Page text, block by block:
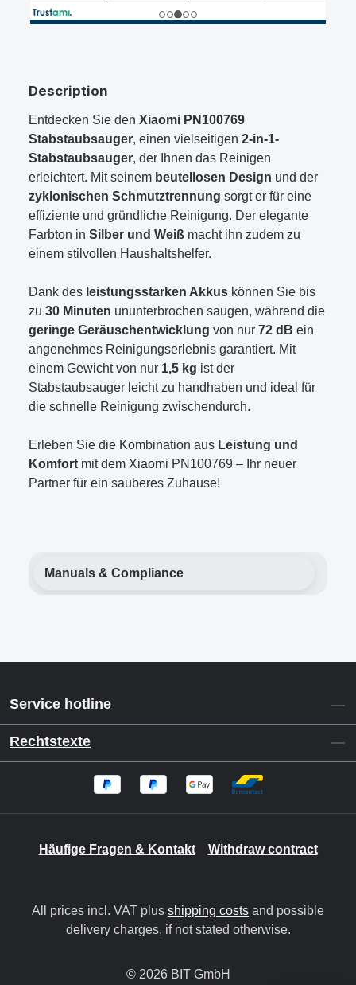
Description
Entdecken Sie den Xiaomi PN100769
Stabstaubsauger, einen vielseitigen 2-in-1-
Stabstaubsauger, der Ihnen das Reinigen
erleichtert. Mit seinem beutellosen Design und der
zyklonischen Schmutztrennung sorgt er für eine
effiziente und gründliche Reinigung. Der elegante
Farbton in Silber und Weiß macht ihn zudem zu
einem stilvollen Haushaltshelfer.
Dank des leistungsstarken Akkus können Sie bis
zu 30 Minuten ununterbrochen saugen, während die
geringe Geräuschentwicklung von nur 72 dB ein
angenehmes Reinigungserlebnis garantiert. Mit
einem Gewicht von nur 1,5 kg ist der
Stabstaubsauger leicht zu handhaben und ideal für
die schnelle Reinigung zwischendurch.
Erleben Sie die Kombination aus Leistung und
Komfort mit dem Xiaomi PN100769 – Ihr neuer
Partner für ein sauberes Zuhause!
Manuals & Compliance
Service hotline
Rechtstexte
Häufige Fragen & Kontakt Withdraw contract
All prices incl. VAT plus shipping costs and possible
delivery charges, if not stated otherwise.
© 2026 BIT GmbH